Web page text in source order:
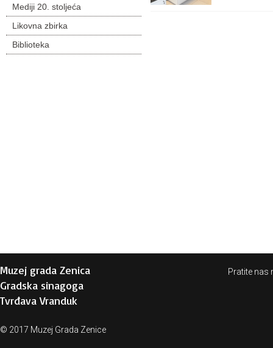
Mediji 20. stoljeća
Likovna zbirka
Biblioteka
Muzej grada Zenica
Gradska sinagoga
Tvrđava Vranduk
© 2017 Muzej Grada Zenice
Pratite nas